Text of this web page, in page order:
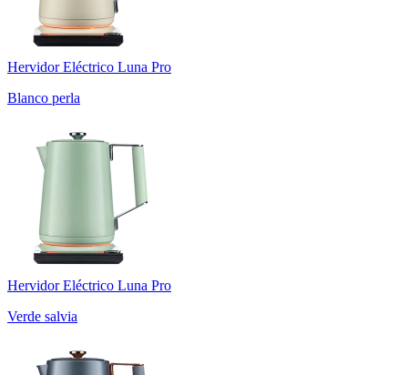
Hervidor Eléctrico Luna Pro
Blanco perla
Hervidor Eléctrico Luna Pro
Verde salvia